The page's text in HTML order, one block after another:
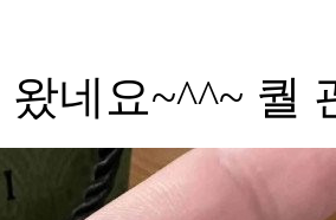
왔네요~^^~ 퀄